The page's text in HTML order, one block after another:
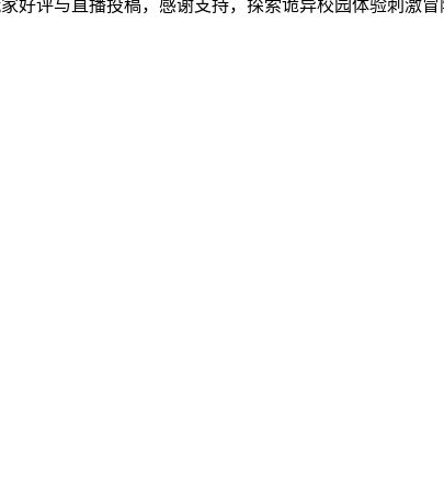
好评与直播投稿，感谢支持，探索诡异校园体验刺激冒